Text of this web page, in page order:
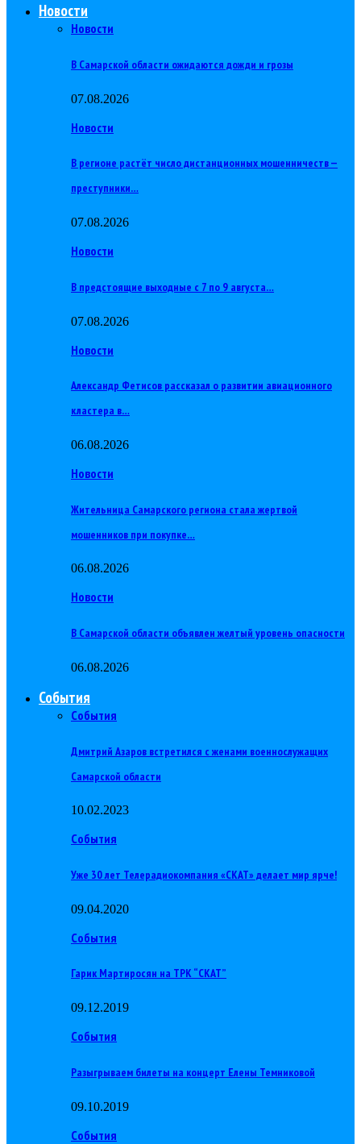
Новости
Новости
В Самарской области ожидаются дожди и грозы
07.08.2026
Новости
В регионе растёт число дистанционных мошенничеств —
преступники…
07.08.2026
Новости
В предстоящие выходные с 7 по 9 августа…
07.08.2026
Новости
Александр Фетисов рассказал о развитии авиационного
кластера в…
06.08.2026
Новости
Жительница Самарского региона стала жертвой
мошенников при покупке…
06.08.2026
Новости
В Самарской области объявлен желтый уровень опасности
06.08.2026
События
События
Дмитрий Азаров встретился с женами военнослужащих
Самарской области
10.02.2023
События
Уже 30 лет Телерадиокомпания «СКАТ» делает мир ярче!
09.04.2020
События
Гарик Мартиросян на ТРК “СКАТ”
09.12.2019
События
Разыгрываем билеты на концерт Елены Темниковой
09.10.2019
События